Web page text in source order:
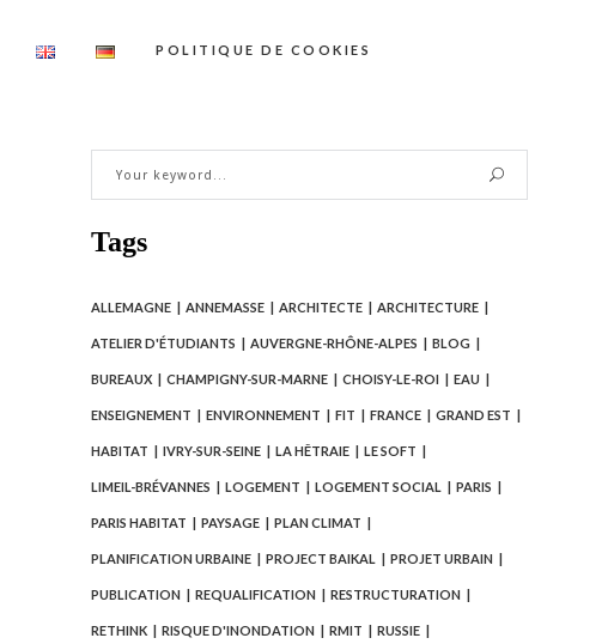
POLITIQUE DE COOKIES
Tags
ALLEMAGNE ANNEMASSE ARCHITECTE ARCHITECTURE
ATELIER D'ÉTUDIANTS AUVERGNE-RHÔNE-ALPES BLOG
BUREAUX CHAMPIGNY-SUR-MARNE CHOISY-LE-ROI EAU
ENSEIGNEMENT ENVIRONNEMENT FIT FRANCE GRAND EST
HABITAT IVRY-SUR-SEINE LA HÊTRAIE LE SOFT
LIMEIL-BRÉVANNES LOGEMENT LOGEMENT SOCIAL PARIS
PARIS HABITAT PAYSAGE PLAN CLIMAT
PLANIFICATION URBAINE PROJECT BAIKAL PROJET URBAIN
PUBLICATION REQUALIFICATION RESTRUCTURATION
RETHINK RISQUE D'INONDATION RMIT RUSSIE